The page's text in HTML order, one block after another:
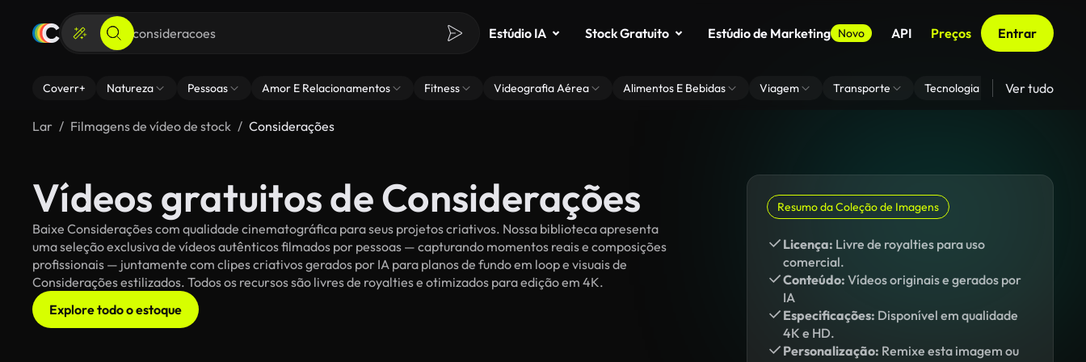
Estúdio IA Stock Gratuito Estúdio de Marketing Novo API Preços Entrar
Coverr+ Natureza Pessoas Amor E Relacionamentos Fitness Videografia Aérea Alimentos E Bebidas Viagem Transporte Tecnologia Zoom De
Ver tudo
Lar Filmagens de vídeo de stock Considerações
Vídeos gratuitos de Considerações
Baixe Considerações com qualidade cinematográfica para seus projetos criativos. Nossa biblioteca apresenta
uma seleção exclusiva de vídeos autênticos filmados por pessoas — capturando momentos reais e composições
profissionais — juntamente com clipes criativos gerados por IA para planos de fundo em loop e visuais de
Considerações estilizados. Todos os recursos são livres de royalties e otimizados para edição em 4K.
Explore todo o estoque
Resumo da Coleção de Imagens
Licença: Livre de royalties para uso
comercial.
Conteúdo: Vídeos originais e gerados por
IA
Especificações: Disponível em qualidade
4K e HD.
Personalização: Remixe esta imagem ou